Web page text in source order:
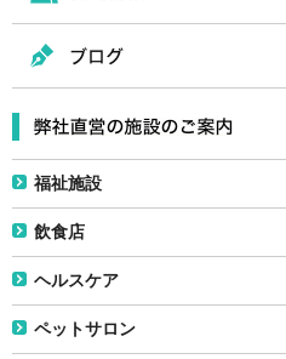
福祉施設
飲食店
ヘルスケア
ペットサロン